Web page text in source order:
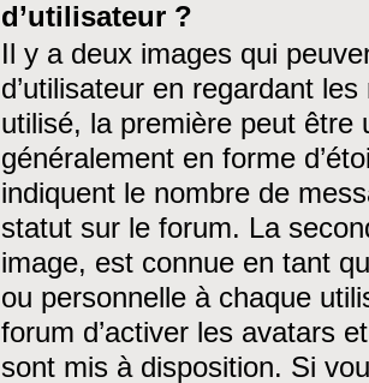
d’utilisateur ?
Il y a deux images qui
d’utilisateur en regardant
utilisé, la première peut être
généralement en forme
indiquent le nombre de
statut sur le forum. La
image, est connue en tant
ou personnelle à chaque
forum d’activer les avatars
sont mis à disposition. Si